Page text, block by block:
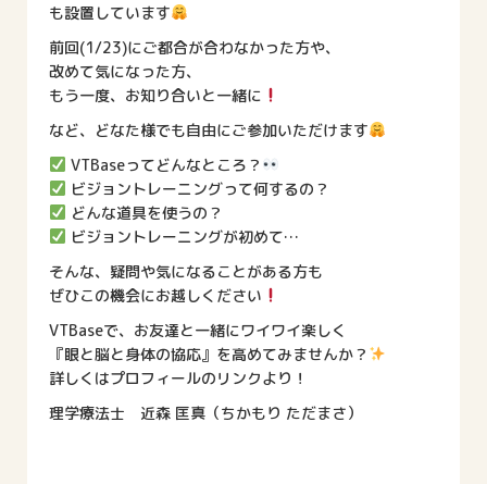
も設置しています
前回(1/23)にご都合が合わなかった方や、
改めて気になった方、
もう一度、お知り合いと一緒に
など、どなた様でも自由にご参加いただけます
VTBaseってどんなところ？
ビジョントレーニングって何するの？
どんな道具を使うの？
ビジョントレーニングが初めて…
そんな、疑問や気になることがある方も
ぜひこの機会にお越しください
VTBaseで、お友達と一緒にワイワイ楽しく
『眼と脳と身体の協応』を高めてみませんか？
詳しくはプロフィールのリンクより！
理学療法士 近森 匡真（ちかもり ただまさ）